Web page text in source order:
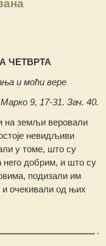
ЧЕТВРТА
и моћи вере
Марко 9, 17-31. Зач. 40.
на земљи веровали
невидљиви
у томе, што су
добрим, и што су
подизали им
очекивали од њих